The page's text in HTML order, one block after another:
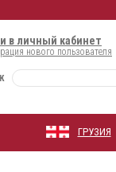
в личный кабинет
нового пользователя
ГРУЗИЯ